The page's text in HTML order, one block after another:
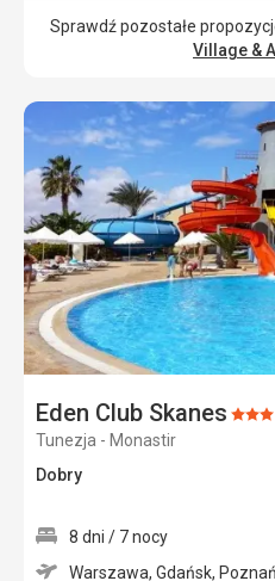
Sprawdź pozostałe
Village &
Eden Club Skanes Ocena:
Tunezja - Monastir
Dobry
8 dni / 7 nocy
Warszawa, Gdańsk,